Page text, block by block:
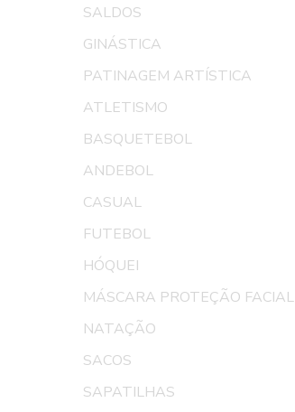
SALDOS
GINÁSTICA
PATINAGEM ARTÍSTICA
ATLETISMO
BASQUETEBOL
ANDEBOL
CASUAL
FUTEBOL
HÓQUEI
MÁSCARA PROTEÇÃO FACIAL
NATAÇÃO
SACOS
SAPATILHAS